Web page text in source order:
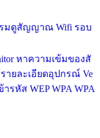
รมดูสัญญาณ Wifi รอบ
หาความเข้มของสั
ายละเอียดอุปกรณ์ Ve
หัส WEP WPA WPA